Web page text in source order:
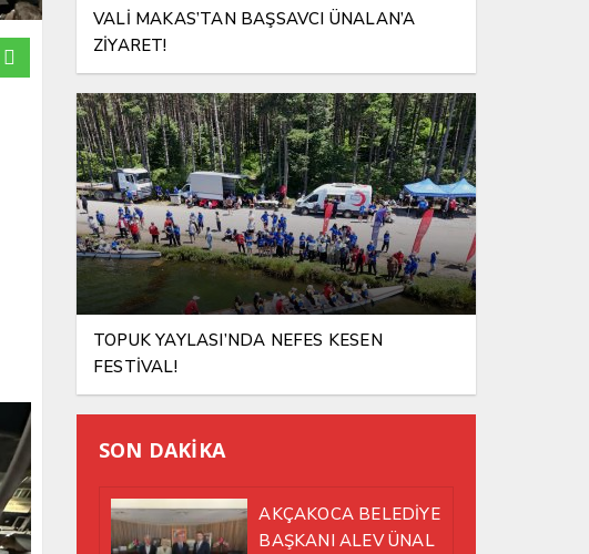
VALİ MAKAS’TAN BAŞSAVCI ÜNALAN’A
ZİYARET!
TOPUK YAYLASI’NDA NEFES KESEN
FESTİVAL!
SON DAKİKA
AKÇAKOCA BELEDİYE
BAŞKANI ALEV ÜNAL